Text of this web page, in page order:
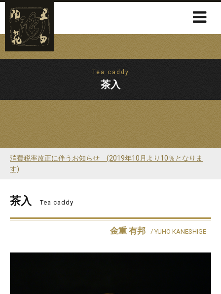
Tea caddy
茶入
消費税率改正に伴うお知らせ (2019年10月より10％となりま
す)
茶入 Tea caddy
金重 有邦 / YUHO KANESHIGE